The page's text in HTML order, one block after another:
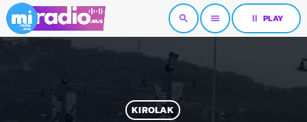
search menu pause PLAY
KIROLAK